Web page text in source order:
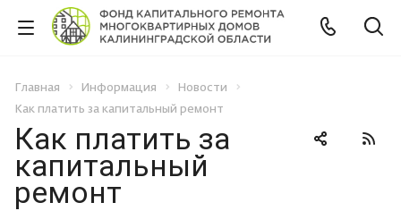
Главная Информация
Новости
Как платить за капитальный ремонт
Как платить за
капитальный
ремонт